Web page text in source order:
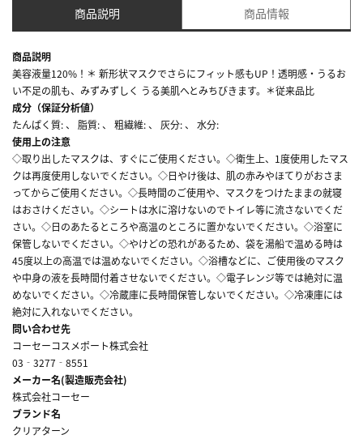
商品説明 商品情報
商品説明
美容液量120%！＊ 新形状マスクでさらにフィット感もUP！透明感・うるお
い不足の肌も、みずみずしく うる美肌へとみちびきます。＊従来品比
成分（保証分析値）
たんぱく質: 、 脂質: 、 粗繊維: 、 灰分: 、 水分:
使用上の注意
◇取り出したマスクは、すぐにご使用ください。◇衛生上、1度使用したマス
クは再度使用しないでください。◇日やけ後は、肌の赤みやほてりがおさま
ってからご使用ください。◇長時間のご使用や、マスクをつけたままの就寝
はおさけください。◇シートは水に溶けないのでトイレ等に流さないでくだ
さい。◇日のあたるところや高温のところに置かないでください。◇浴室に
保管しないでください。◇やけどの恐れがあるため、袋を湯船で温める時は
45度以上の高温では温めないでください。◇浴槽などに、ご使用後のマスク
や中身の液を長時間付着させないでください。◇電子レンジ等では絶対に温
めないでください。◇冷蔵庫に長時間保管しないでください。◇冷凍庫には
絶対に入れないでください。
問い合わせ先
コーセーコスメポート株式会社
03‐3277‐8551
メーカー名(製造販売会社)
株式会社コーセー
ブランド名
クリアターン